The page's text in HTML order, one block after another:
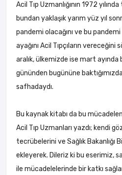
Acil Tıp Uzmanlığının 1972
bundan yaklaşık yarım yüz yıl
pandemi olacağını ve bu
ayağını Acil Tıpçıların vereceğini
aralık, ülkemizde ise mart
gününden bugününe
safhadaydı.
Bu kaynak kitabı da bu
Acil Tıp Uzmanları yazdı; kendi
tecrübelerini ve Sağlık Bakanlığı
ekleyerek. Dileriz ki bu eserimiz,
ile mücadelelerinde bir katkı